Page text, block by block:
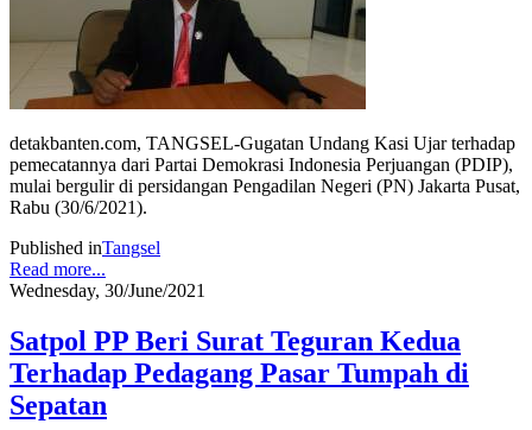
detakbanten.com, TANGSEL-Gugatan Undang Kasi Ujar terhadap
pemecatannya dari Partai Demokrasi Indonesia Perjuangan (PDIP),
mulai bergulir di persidangan Pengadilan Negeri (PN) Jakarta Pusat,
Rabu (30/6/2021).
Published inTangsel
Read more...
Wednesday, 30/June/2021
Satpol PP Beri Surat Teguran Kedua
Terhadap Pedagang Pasar Tumpah di
Sepatan